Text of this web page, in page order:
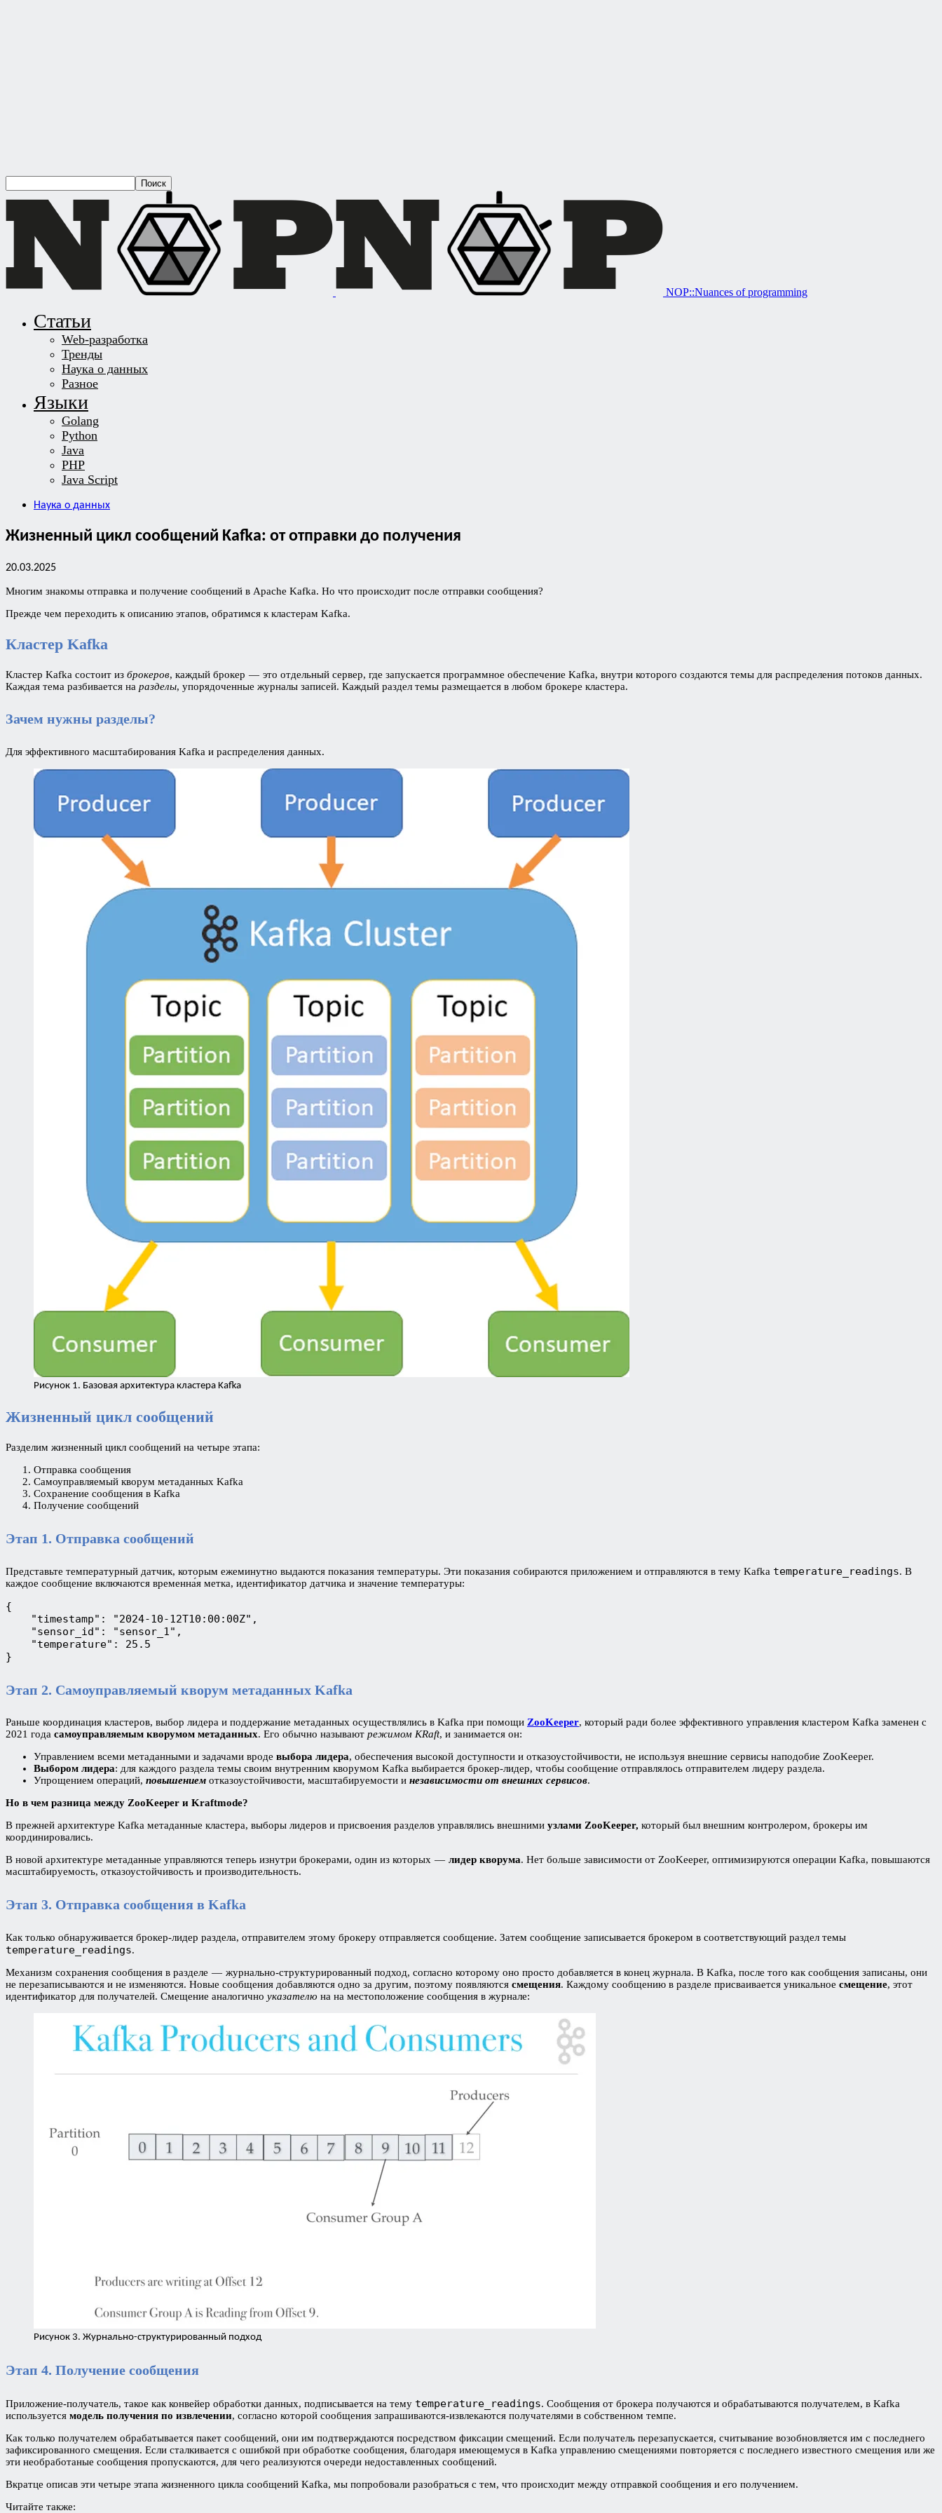
NOP::Nuances of programming
Статьи
Web-разработка
Тренды
Наука о данных
Разное
Языки
Golang
Python
Java
PHP
Java Script
Наука о данных
Жизненный цикл сообщений Kafka: от отправки до получения
20.03.2025
Многим знакомы отправка и получение сообщений в Apache Kafka. Но что происходит после отправки сообщения?
Прежде чем переходить к описанию этапов, обратимся к кластерам Kafka.
Кластер Kafka
Кластер Kafka состоит из брокеров, каждый брокер — это отдельный сервер, где запускается программное обеспечение Kafka, внутри которого создаются темы для распределения потоков данных.
Каждая тема разбивается на разделы, упорядоченные журналы записей. Каждый раздел темы размещается в любом брокере кластера.
Зачем нужны разделы?
Для эффективного масштабирования Kafka и распределения данных.
Рисунок 1. Базовая архитектура кластера Kafka
Жизненный цикл сообщений
Разделим жизненный цикл сообщений на четыре этапа:
Отправка сообщения
Самоуправляемый кворум метаданных Kafka
Сохранение сообщения в Kafka
Получение сообщений
Этап 1. Отправка сообщений
Представьте температурный датчик, которым ежеминутно выдаются показания температуры. Эти показания собираются приложением и отправляются в тему Kafka temperature_readings. В
каждое сообщение включаются временна́я метка, идентификатор датчика и значение температуры:
{
    "timestamp": "2024-10-12T10:00:00Z",
    "sensor_id": "sensor_1",
    "temperature": 25.5
}
Этап 2. Самоуправляемый кворум метаданных Kafka
Раньше координация кластеров, выбор лидера и поддержание метаданных осуществлялись в Kafka при помощи ZooKeeper, который ради более эффективного управления кластером Kafka заменен с
2021 года самоуправляемым кворумом метаданных. Его обычно называют режимом KRaft, и занимается он:
Управлением всеми метаданными и задачами вроде выбора лидера, обеспечения высокой доступности и отказоустойчивости, не используя внешние сервисы наподобие ZooKeeper.
Выбором лидера: для каждого раздела темы своим внутренним кворумом Kafka выбирается брокер-лидер, чтобы сообщение отправлялось отправителем лидеру раздела.
Упрощением операций, повышением отказоустойчивости, масштабируемости и независимости от внешних сервисов.
Но в чем разница между ZooKeeper и Kraftmode?
В прежней архитектуре Kafka метаданные кластера, выборы лидеров и присвоения разделов управлялись внешними узлами ZooKeeper, который был внешним контролером, брокеры им
координировались.
В новой архитектуре метаданные управляются теперь изнутри брокерами, один из которых — лидер кворума. Нет больше зависимости от ZooKeeper, оптимизируются операции Kafka, повышаются
масштабируемость, отказоустойчивость и производительность.
Этап 3. Отправка сообщения в Kafka
Как только обнаруживается брокер-лидер раздела, отправителем этому брокеру отправляется сообщение. Затем сообщение записывается брокером в соответствующий раздел темы
temperature_readings.
Механизм сохранения сообщения в разделе — журнально-структурированный подход, согласно которому оно просто добавляется в конец журнала. В Kafka, после того как сообщения записаны, они
не перезаписываются и не изменяются. Новые сообщения добавляются одно за другим, поэтому появляются смещения. Каждому сообщению в разделе присваивается уникальное смещение, этот
идентификатор для получателей. Смещение аналогично указателю на на местоположение сообщения в журнале:
Рисунок 3. Журнально-структурированный подход
Этап 4. Получение сообщения
Приложение-получатель, такое как конвейер обработки данных, подписывается на тему temperature_readings. Сообщения от брокера получаются и обрабатываются получателем, в Kafka
используется модель получения по извлечении, согласно которой сообщения запрашиваются-извлекаются получателями в собственном темпе.
Как только получателем обрабатывается пакет сообщений, они им подтверждаются посредством фиксации смещений. Если получатель перезапускается, считывание возобновляется им с последнего
зафиксированного смещения. Если сталкивается с ошибкой при обработке сообщения, благодаря имеющемуся в Kafka управлению смещениями повторяется с последнего известного смещения или же
эти необработаные сообщения пропускаются, для чего реализуются очереди недоставленных сообщений.
Вкратце описав эти четыре этапа жизненного цикла сообщений Kafka, мы попробовали разобраться с тем, что происходит между отправкой сообщения и его получением.
Читайте также: